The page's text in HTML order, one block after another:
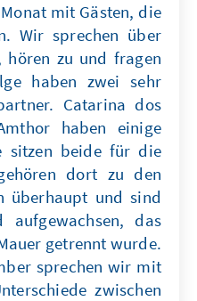
mit Gästen, die
Wir sprechen über
hören zu und fragen
haben zwei sehr
Catarina dos
haben einige
sitzen beide für die
dort zu den
überhaupt und sind
aufgewachsen, das
getrennt wurde.
sprechen wir mit
zwischen